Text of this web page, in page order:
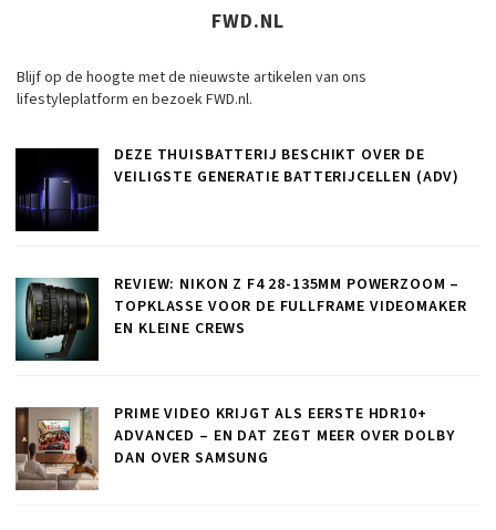
FWD.NL
Blijf op de hoogte met de nieuwste artikelen van ons
lifestyleplatform en bezoek FWD.nl.
DEZE THUISBATTERIJ BESCHIKT OVER DE
VEILIGSTE GENERATIE BATTERIJCELLEN (ADV)
REVIEW: NIKON Z F4 28-135MM POWERZOOM –
TOPKLASSE VOOR DE FULLFRAME VIDEOMAKER
EN KLEINE CREWS
PRIME VIDEO KRIJGT ALS EERSTE HDR10+
ADVANCED – EN DAT ZEGT MEER OVER DOLBY
DAN OVER SAMSUNG